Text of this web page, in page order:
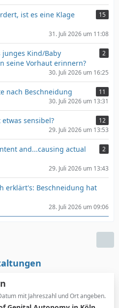
ist es eine Klage
15
31. Juli 2026 um 11:08
junges Kind/Baby
seine Vorhaut erinnern?
2
30. Juli 2026 um 16:25
nach Beschneidung
11
30. Juli 2026 um 13:31
sensibel?
12
29. Juli 2026 um 13:53
and...causing actual
2
29. Juli 2026 um 13:43
erklärt's: Beschneidung hat
28. Juli 2026 um 09:06
mit Jahreszahl und Ort angeben.